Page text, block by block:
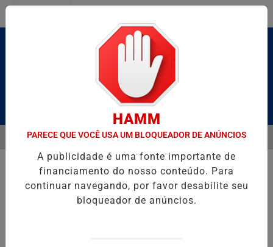
Pesquisar Notícia
HOMENAGEIA UZIEL BUENO NO TERRAÇO MINEIRO D' GUST
EM ALTA
MENU
HAMM
PARECE QUE VOCÊ USA UM BLOQUEADOR DE ANÚNCIOS
A publicidade é uma fonte importante de
financiamento do nosso conteúdo. Para
continuar navegando, por favor desabilite seu
bloqueador de anúncios.